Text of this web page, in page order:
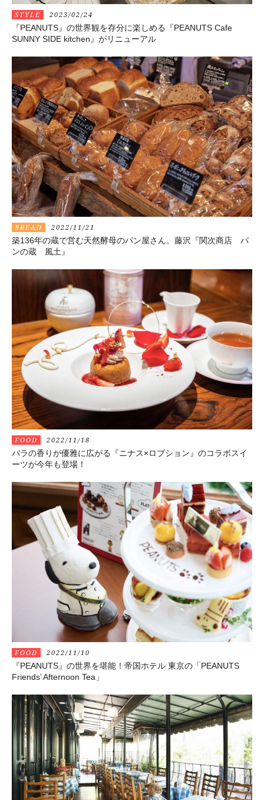
STYLE 2023/02/24
『PEANUTS』の世界観を存分に楽しめる『PEANUTS Cafe
SUNNY SIDE kitchen』がリニューアル
BREAD 2022/11/21
築136年の蔵で営む天然酵母のパン屋さん。藤沢『関次商店 パ
ンの蔵 風土』
FOOD 2022/11/18
バラの香りが優雅に広がる『ニナス×ロブション』のコラボスイ
ーツが今年も登場！
FOOD 2022/11/10
『PEANUTS』の世界を堪能！帝国ホテル 東京の「PEANUTS
Friends’ Afternoon Tea」